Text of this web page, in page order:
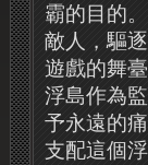
霸的目的
敵人，驅逐
遊戲的舞
浮島作為
予永遠的
支配這個浮